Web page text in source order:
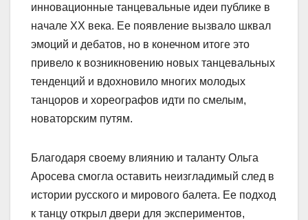
инновационные танцевальные идеи публике в
начале XX века. Ее появление вызвало шквал
эмоций и дебатов, но в конечном итоге это
привело к возникновению новых танцевальных
тенденций и вдохновило многих молодых
танцоров и хореографов идти по смелым,
новаторским путям.
Благодаря своему влиянию и таланту Ольга
Аросева смогла оставить неизгладимый след в
истории русского и мирового балета. Ее подход
к танцу открыл двери для экспериментов,